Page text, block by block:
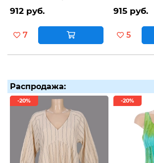
912 руб.
7
915 руб.
5
Распродажа:
-20% -20%